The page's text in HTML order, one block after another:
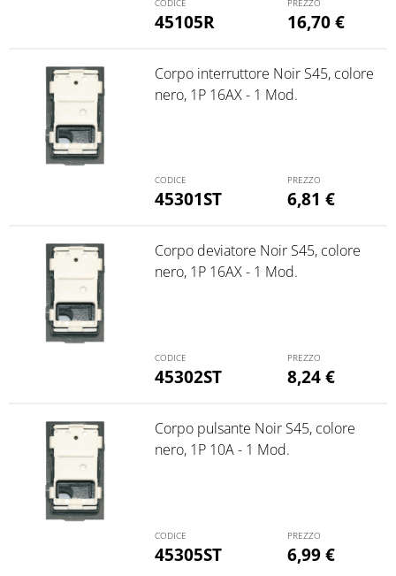
45105R 16,70€
45301ST
Corpo interruttore Noir S45, colore
nero, 1P 16AX - 1 Mod.
6,81 €
45302ST
Corpo deviatore Noir S45, colore
nero, 1P 16AX - 1 Mod.
8,24€
45305ST
Corpo pulsante Noir S45, colore
nero, 1P 10A - 1 Mod.
6,99€